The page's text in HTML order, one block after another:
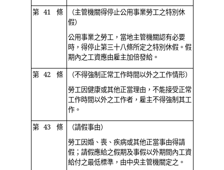
第 41 條
（主管機關得停止公用事業勞工之特別休
假）
公用事業之勞工，當地主管機關認有必要
時，得停止第三十八條所定之特別休假。假
期內之工資應由雇主加倍發給。
第 42 條
（不得強制正常工作時間以外之工作情形）
勞工因健康或其他正當理由，不能接受正常
工作時間以外之工作者，雇主不得強制其工
作。
第 43 條
（請假事由）
勞工因婚、喪、疾病或其他正當事由得請
假；請假應給之假期及事假以外期間內工資
給付之最低標準，由中央主管機關定之。